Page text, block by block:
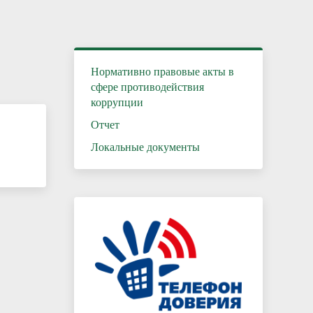
полезного отдыха
Нормативно правовые акты в
сфере противодействия
коррупции
Отчет
Локальные документы